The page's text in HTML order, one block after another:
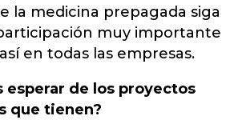
la medicina prepagada siga
muy importante
en todas las empresas.
esperar de los proyectos
que tienen?